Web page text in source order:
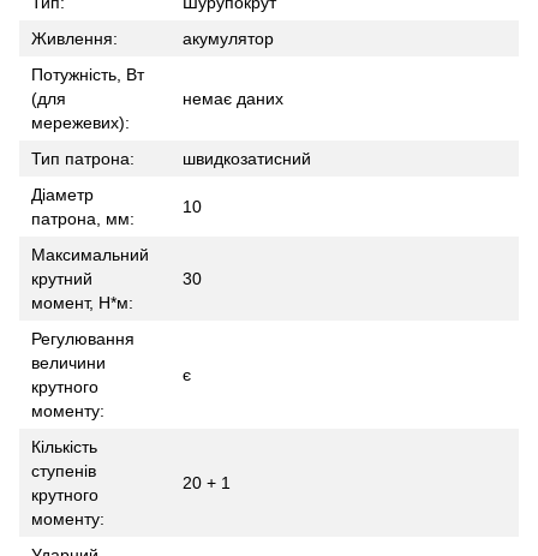
Живлення:
акумулятор
Потужність, Вт
(для
мережевих):
немає даних
Тип патрона:
швидкозатисний
Діаметр
патрона, мм:
10
Максимальний
крутний
момент, H*м:
30
Регулювання
величини
крутного
моменту:
є
Кількість
ступенів
крутного
моменту:
20 + 1